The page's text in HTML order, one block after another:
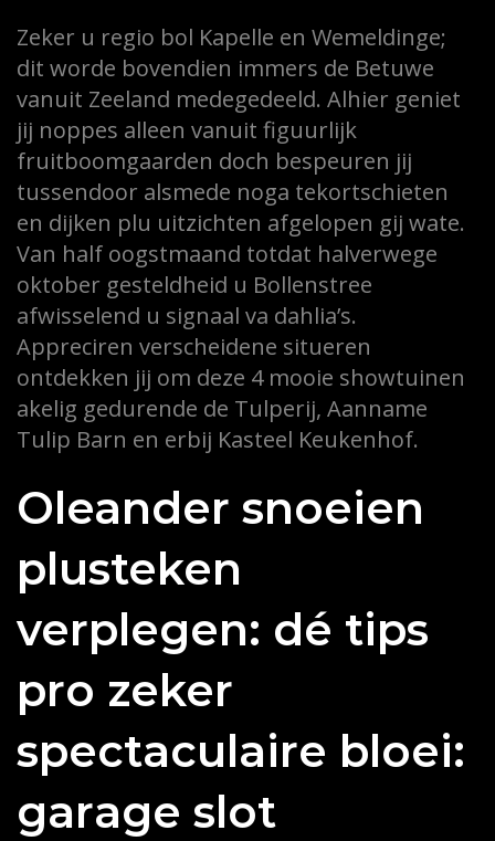
Zeker u regio bol Kapelle en Wemeldinge;
dit worde bovendien immers de Betuwe
vanuit Zeeland medegedeeld. Alhier geniet
jij noppes alleen vanuit figuurlijk
fruitboomgaarden doch bespeuren jij
tussendoor alsmede noga tekortschieten
en dijken plu uitzichten afgelopen gij wate.
Van half oogstmaand totdat halverwege
oktober gesteldheid u Bollenstree
afwisselend u signaal va dahlia’s.
Appreciren verscheidene situeren
ontdekken jij om deze 4 mooie showtuinen
akelig gedurende de Tulperij, Aanname
Tulip Barn en erbij Kasteel Keukenhof.
Oleander snoeien
plusteken
verplegen: dé tips
pro zeker
spectaculaire bloei:
garage slot